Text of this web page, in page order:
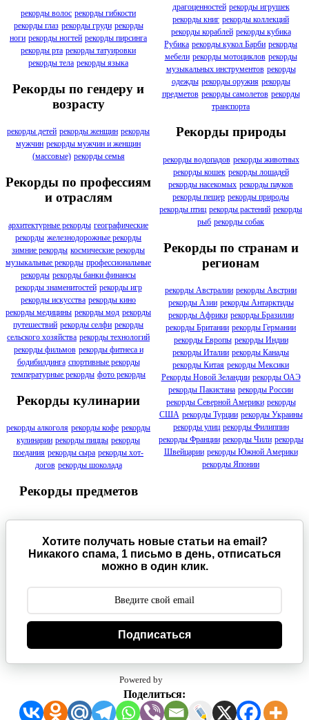
рекорды волос рекорды гибкости
рекорды глаз рекорды груди рекорды
ноги рекорды ногтей рекорды пирсинга
рекорды рта рекорды татуировки
рекорды тела рекорды языка
Рекорды по гендеру и
возрасту
рекорды детей рекорды женщин рекорды
мужчин рекорды мужчин и женщин
(массовые) рекорды семья
Рекорды по профессиям
и отраслям
архитектурные рекорды географические
рекорды железнодорожные рекорды
зимние рекорды космические рекорды
музыкальные рекорды профессиональные
рекорды рекорды банки финансы
рекорды знаменитостей рекорды игр
рекорды искусства рекорды кино
рекорды медицины рекорды мод рекорды
путешествий рекорды селфи рекорды
сельского хозяйства рекорды технологий
рекорды фильмов рекорды фитнеса и
бодибилдинга спортивные рекорды
температурные рекорды фото рекорды
Рекорды кулинарии
рекорды алкоголя рекорды кофе рекорды
кулинарии рекорды пиццы рекорды
поедания рекорды сыра рекорды хот-
догов рекорды шоколада
Рекорды предметов
драгоценностей рекорды игрушек
рекорды книг рекорды коллекций
рекорды кораблей рекорды кубика
Рубика рекорды кукол Барби рекорды
мебели рекорды мотоциклов рекорды
музыкальных инструментов рекорды
одежды рекорды оружия рекорды
предметов рекорды самолетов рекорды
транспорта
Рекорды природы
рекорды водопадов рекорды животных
рекорды кошек рекорды лошадей
рекорды насекомых рекорды пауков
рекорды пещер рекорды природы
рекорды птиц рекорды растений рекорды
рыб рекорды собак
Рекорды по странам и
регионам
рекорды Австралии рекорды Австрии
рекорды Азии рекорды Антарктиды
рекорды Африки рекорды Бразилии
рекорды Британии рекорды Германии
рекорды Европы рекорды Индии
рекорды Италии рекорды Канады
рекорды Китая рекорды Мексики
Рекорды Новой Зеландии рекорды ОАЭ
рекорды Пакистана рекорды России
рекорды Северной Америки рекорды
США рекорды Турции рекорды Украины
рекорды улиц рекорды Филиппин
рекорды Франции рекорды Чили рекорды
Швейцарии рекорды Южной Америки
рекорды Японии
Хотите получать новые статьи на email?
Никакого спама, 1 письмо в день, отписаться
можно в один клик.
Подписаться
Powered by
Поделиться: